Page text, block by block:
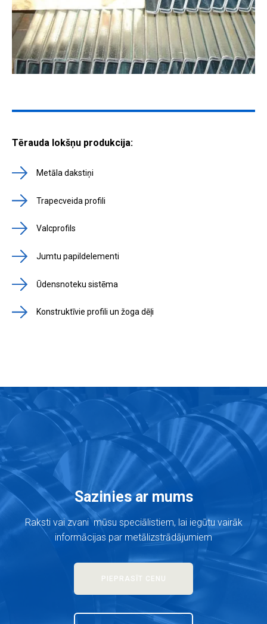
Tērauda lokšņu produkcija:
Metāla dakstiņi
Trapecveida profili
Valcprofils
Jumtu papildelementi
Ūdensnoteku sistēma
Konstruktīvie profili un žoga dēļi
Sazinies ar mums
Raksti vai zvani mūsu speciālistiem, lai iegūtu vairāk
informācijas par metālizstrādājumiem
PIEPRASĪT CENU